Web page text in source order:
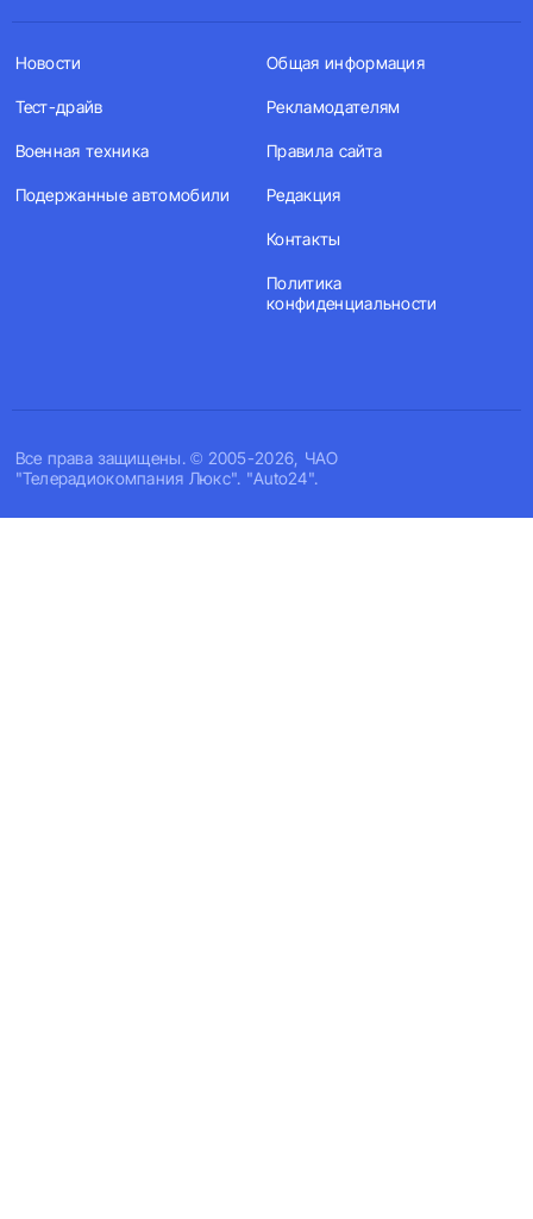
Все права защищены. © 2005-2026, ЧАО
"Телерадиокомпания Люкс". "Auto24".
Новости
Тест-драйв
Военная техника
Подержанные автомобили
Общая информация
Рекламодателям
Правила сайта
Редакция
Контакты
Политика
конфиденциальности